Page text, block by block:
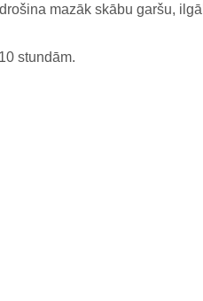
mazāk skābu garšu,
stundām.